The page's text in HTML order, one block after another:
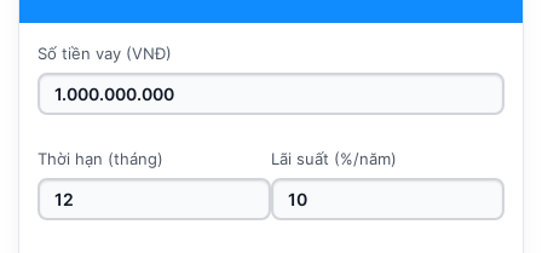
Số tiền vay (VNĐ)
Thời hạn (tháng) Lãi suất (%/năm)